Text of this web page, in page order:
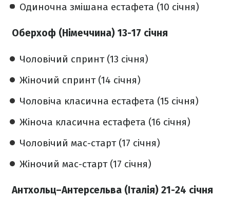
Одиночна змішана естафета (10 січня)
Оберхоф (Німеччина) 13-17 січня
Чоловічий спринт (13 січня)
Жіночий спринт (14 січня)
Чоловіча класична естафета (15 січня)
Жіноча класична естафета (16 січня)
Чоловічий мас-старт (17 січня)
Жіночий мас-старт (17 січня)
Антхольц–Антерсельва (Італія) 21-24 січня